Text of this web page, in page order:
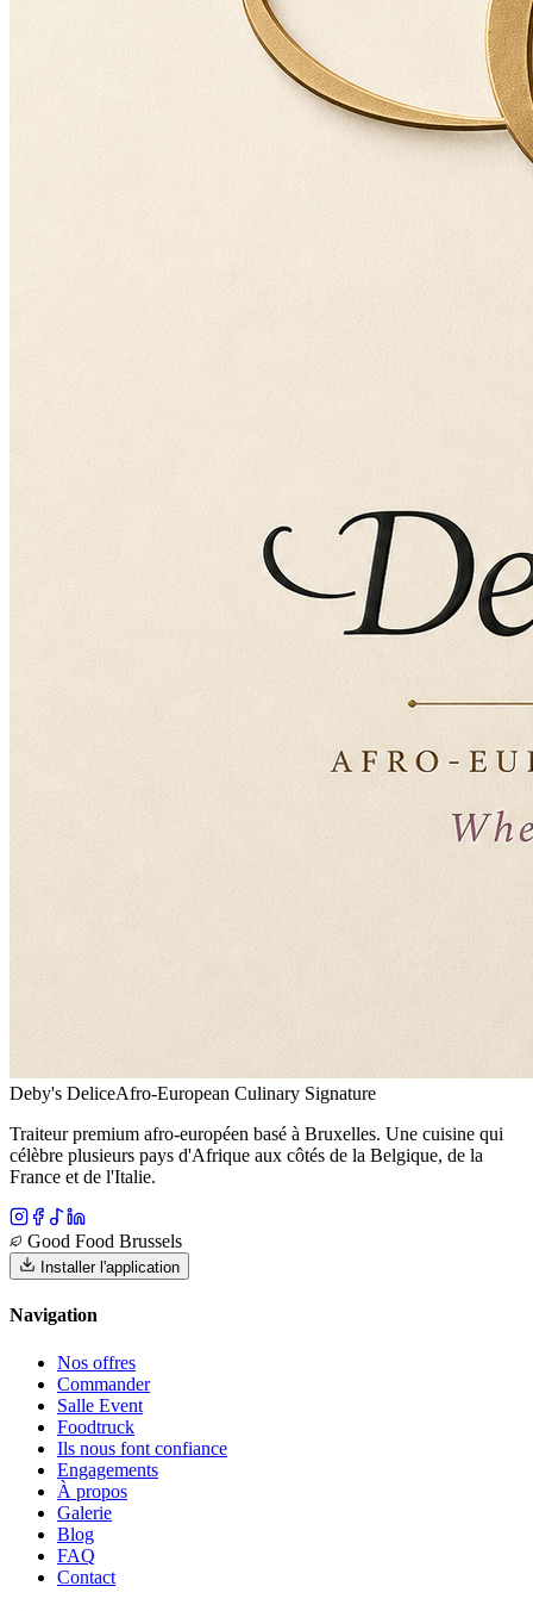
Deby's DeliceAfro-European Culinary Signature
Traiteur premium afro-européen basé à Bruxelles. Une cuisine qui
célèbre plusieurs pays d'Afrique aux côtés de la Belgique, de la
France et de l'Italie.
Good Food Brussels
Installer l'application
Navigation
Nos offres
Commander
Salle Event
Foodtruck
Ils nous font confiance
Engagements
À propos
Galerie
Blog
FAQ
Contact